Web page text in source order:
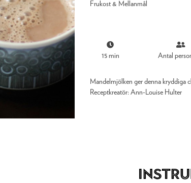
Frukost & Mellanmål
15 min Antal
Mandelmjölken ger denna kryddiga
Receptkreatör: Ann-Louise Hulter